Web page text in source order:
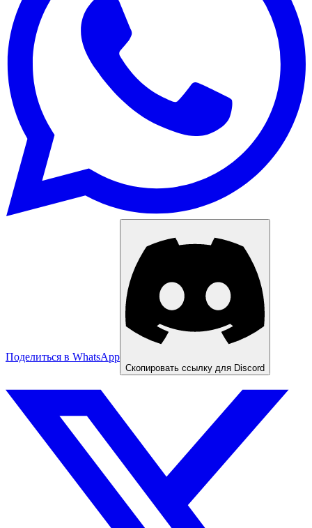
Поделиться в WhatsApp
Скопировать ссылку для Discord